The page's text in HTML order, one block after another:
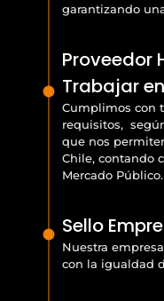
garantizando
Proveedor
Trabajar
Cumplimos con
requisitos,
que nos
Chile, contando
Mercado Público.
Sello
Nuestra
con la igualdad